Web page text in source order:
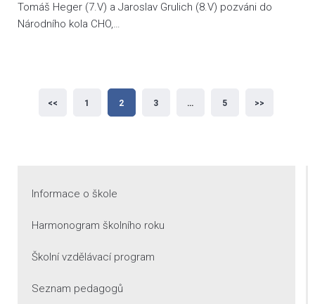
Tomáš Heger (7.V) a Jaroslav Grulich (8.V) pozváni do
Národního kola CHO,…
Stránkování
<< 1 2 3 … 5 >>
Informace o škole
Harmonogram školního roku
Školní vzdělávací program
Seznam pedagogů